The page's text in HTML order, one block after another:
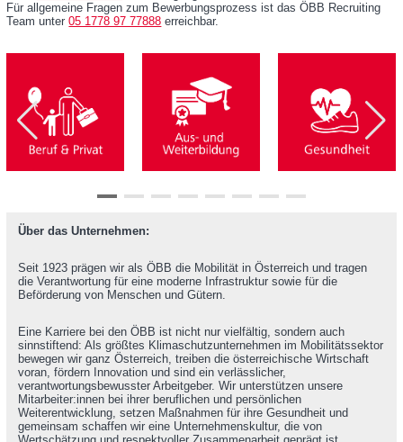
Für allgemeine Fragen zum Bewerbungsprozess ist das ÖBB Recruiting
Team unter05 1778 97 77888 erreichbar.
Über das Unternehmen:
Seit 1923 prägen wir als ÖBB die Mobilität in Österreich und tragen
die Verantwortung für eine moderne Infrastruktur sowie für die
Beförderung von Menschen und Gütern.
Eine Karriere bei den ÖBB ist nicht nur vielfältig, sondern auch
sinnstiftend: Als größtes Klimaschutzunternehmen im Mobilitätssektor
bewegen wir ganz Österreich, treiben die österreichische Wirtschaft
voran, fördern Innovation und sind ein verlässlicher,
verantwortungsbewusster Arbeitgeber. Wir unterstützen unsere
Mitarbeiter:innen bei ihrer beruflichen und persönlichen
Weiterentwicklung, setzen Maßnahmen für ihre Gesundheit und
gemeinsam schaffen wir eine Unternehmenskultur, die von